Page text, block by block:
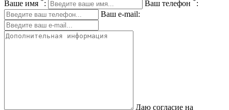
Ваше имя : Ваш телефон
:
Ваш e-mail:
Даю согласие на